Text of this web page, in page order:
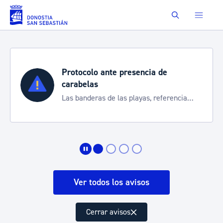
Saltar al contenido principal Buscar
Protocolo ante presencia de
carabelas
Las banderas de las playas, referencia
Ver todos los avisos
Cerrar avisos